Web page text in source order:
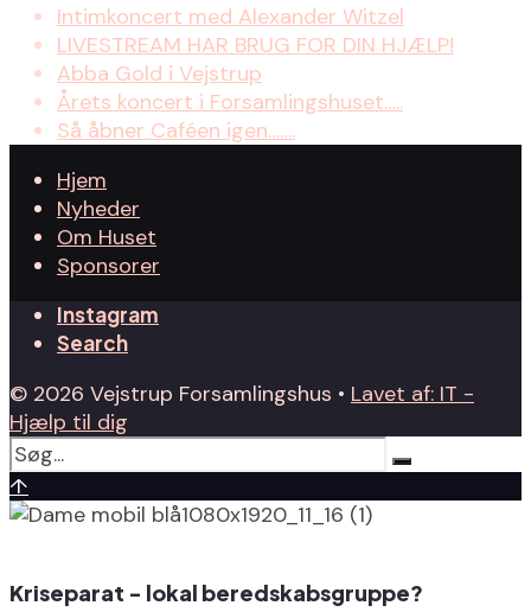
Intimkoncert med Alexander Witzel
LIVESTREAM HAR BRUG FOR DIN HJÆLP!
Abba Gold i Vejstrup
Årets koncert i Forsamlingshuset…..
Så åbner Caféen igen…….
Hjem
Nyheder
Om Huset
Sponsorer
Instagram
Search
© 2026 Vejstrup Forsamlingshus • Lavet af: IT -
Hjælp til dig
↑
Kriseparat - lokal beredskabsgruppe?